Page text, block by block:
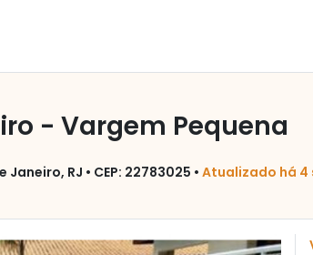
- Vargem Pequena
RJ • CEP: 22783025 • Atualizado há 4